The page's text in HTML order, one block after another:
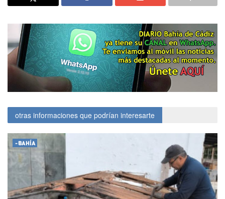
otras informaciones que podrían interesarte
-BAHÍA